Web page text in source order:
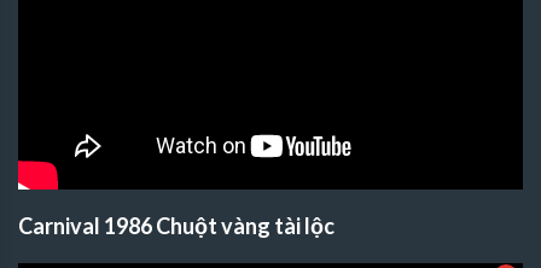
Carnival 1986 Chuột vàng tài lộc